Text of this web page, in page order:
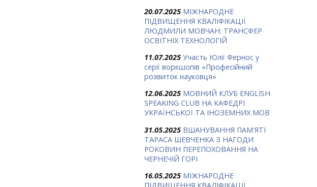
20.07.2025 МІЖНАРОДНЕ
ПІДВИЩЕННЯ КВАЛІФІКАЦІЇ
ЛЮДМИЛИ МОВЧАН: ТРАНСФЕР
ОСВІТНІХ ТЕХНОЛОГІЙ
11.07.2025 Участь Юлії Фернос у
серії воркшопів «Професійний
розвиток науковця»
12.06.2025 МОВНИЙ КЛУБ ENGLISH
SPEAKING CLUB НА КАФЕДРІ
УКРАЇНСЬКОЇ ТА ІНОЗЕМНИХ МОВ
31.05.2025 ВШАНУВАННЯ ПАМ'ЯТІ
ТАРАСА ШЕВЧЕНКА З НАГОДИ
РОКОВИН ПЕРЕПОХОВАННЯ НА
ЧЕРНЕЧІЙ ГОРІ
16.05.2025 МІЖНАРОДНЕ